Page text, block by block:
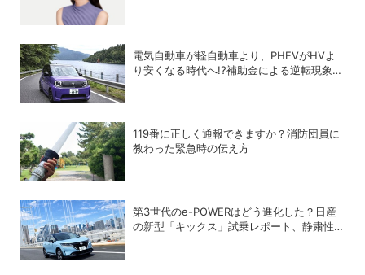
電気自動車が軽自動車より、PHEVがHVよ
り安くなる時代へ!?補助金による逆転現象に
119番に正しく通報できますか？消防団員に
教わった緊急時の伝え方
第3世代のe-POWERはどう進化した？日産
の新型「キックス」試乗レポート、静粛性・